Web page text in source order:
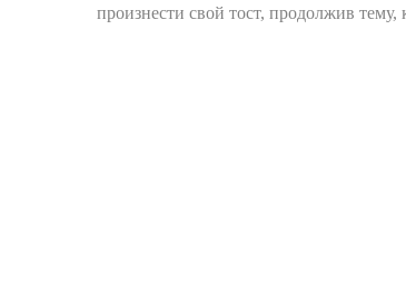
произнести свой тост, продолжив тему,